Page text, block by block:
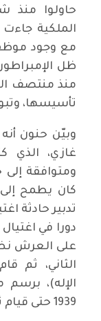
حاولوا منذ
الملكية
مع وجود
ظل
منذ منتصف
تأسيسها،
وبيّن حنون
غازي، الذي
ومتوافقة إلى
كان يطمح إلى
تدبير حادثة
دورا في
على العرش
الثاني، ثم
الإله)،
1939 حتى قيام ثورة تموز 1958.